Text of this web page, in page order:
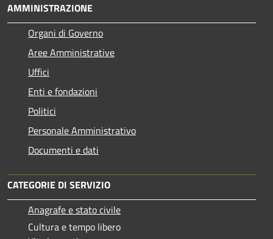
AMMINISTRAZIONE
Organi di Governo
Aree Amministrative
Uffici
Enti e fondazioni
Politici
Personale Amministrativo
Documenti e dati
CATEGORIE DI SERVIZIO
Anagrafe e stato civile
Cultura e tempo libero